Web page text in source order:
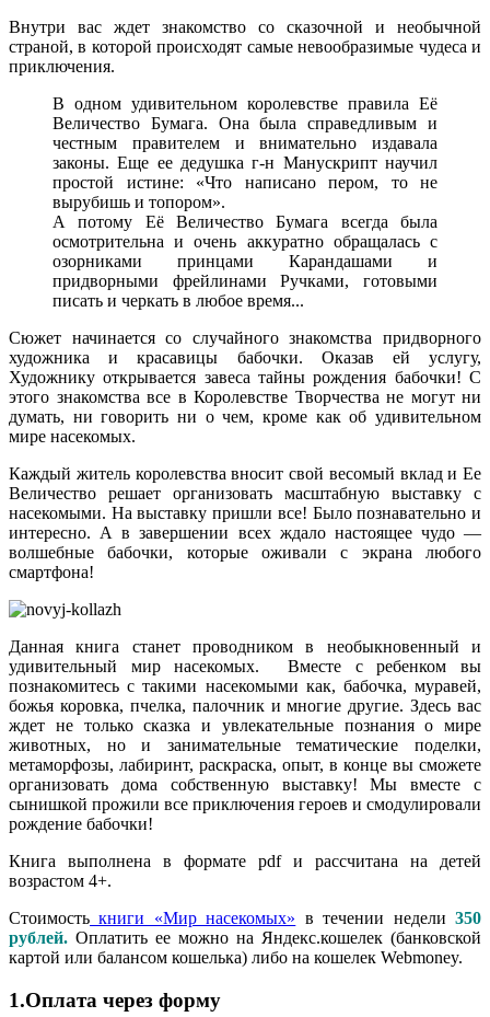
Внутри вас ждет знакомство со сказочной и необычной
страной, в которой происходят самые невообразимые чудеса и
приключения.
В одном удивительном королевстве правила Её
Величество Бумага. Она была справедливым и
честным правителем и внимательно издавала
законы. Еще ее дедушка г-н Манускрипт научил
простой истине: «Что написано пером, то не
вырубишь и топором».
А потому Её Величество Бумага всегда была
осмотрительна и очень аккуратно обращалась с
озорниками принцами Карандашами и
придворными фрейлинами Ручками, готовыми
писать и черкать в любое время...
Сюжет начинается со случайного знакомства придворного
художника и красавицы бабочки. Оказав ей услугу,
Художнику открывается завеса тайны рождения бабочки! С
этого знакомства все в Королевстве Творчества не могут ни
думать, ни говорить ни о чем, кроме как об удивительном
мире насекомых.
Каждый житель королевства вносит свой весомый вклад и Ее
Величество решает организовать масштабную выставку с
насекомыми. На выставку пришли все! Было познавательно и
интересно. А в завершении всех ждало настоящее чудо —
волшебные бабочки, которые оживали с экрана любого
смартфона!
Данная книга станет проводником в необыкновенный и
удивительный мир насекомых. Вместе с ребенком вы
познакомитесь с такими насекомыми как, бабочка, муравей,
божья коровка, пчелка, палочник и многие другие. Здесь вас
ждет не только сказка и увлекательные познания о мире
животных, но и занимательные тематические поделки,
метаморфозы, лабиринт, раскраска, опыт, в конце вы сможете
организовать дома собственную выставку! Мы вместе с
сынишкой прожили все приключения героев и смодулировали
рождение бабочки!
Книга выполнена в формате pdf и рассчитана на детей
возрастом 4+.
Стоимость книги «Мир насекомых» в течении недели 350
рублей. Оплатить ее можно на Яндекс.кошелек (банковской
картой или балансом кошелька) либо на кошелек Webmoney.
1.Оплата через форму